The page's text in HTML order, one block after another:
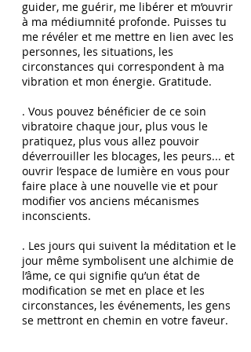
guider, me guérir, me libérer et m’ouvrir
à ma médiumnité profonde. Puisses tu
me révéler et me mettre en lien avec les
personnes, les situations, les
circonstances qui correspondent à ma
vibration et mon énergie. Gratitude.
. Vous pouvez bénéficier de ce soin
vibratoire chaque jour, plus vous le
pratiquez, plus vous allez pouvoir
déverrouiller les blocages, les peurs... et
ouvrir l’espace de lumière en vous pour
faire place à une nouvelle vie et pour
modifier vos anciens mécanismes
inconscients.
. Les jours qui suivent la méditation et le
jour même symbolisent une alchimie de
l’âme, ce qui signifie qu’un état de
modification se met en place et les
circonstances, les événements, les gens
se mettront en chemin en votre faveur.